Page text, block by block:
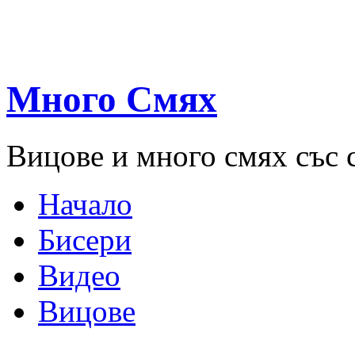
Много Смях
Вицове и много смях със
Начало
Бисери
Видео
Вицове